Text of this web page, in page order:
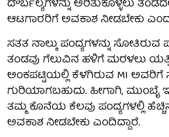
ದೌರ್ಬಲ್ಯಗಳನ್ನು ಅರಿತುಕೊಳ್ಳಲು
ಆಟಗಾರರಿಗೆ ಅವಕಾಶ ನೀಡಬೇಕು
ಸತತ ನಾಲ್ಕು ಪಂದ್ಯಗಳನ್ನು ಸೋತಿರುವ
ತಂಡವು ಗೆಲುವಿನ ಹಳಿಗೆ ಮರಳಲು
ಅಂಕಪಟ್ಟಿಯಲ್ಲಿ ಕೆಳಗಿರುವ MI ಅವರಿಗೆ
ಗುರಿಯಾಗಬಹುದು. ಹೀಗಾಗಿ,
ತಮ್ಮ ಕೊನೆಯ ಕೆಲವು ಪಂದ್ಯಗಳಲ್ಲಿ
ಅವಕಾಶ ನೀಡಬೇಕು ಎಂದಿದ್ದಾರೆ.